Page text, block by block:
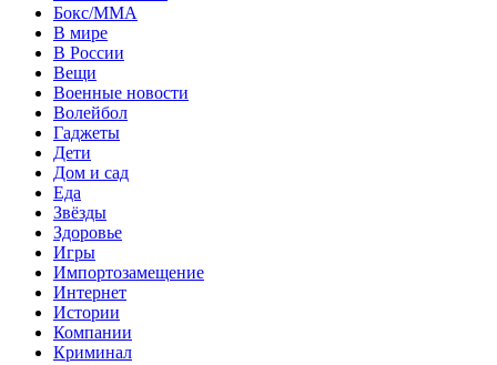
Бокс/MMA
В мире
В России
Вещи
Военные новости
Волейбол
Гаджеты
Дети
Дом и сад
Еда
Звёзды
Здоровье
Игры
Импортозамещение
Интернет
Истории
Компании
Криминал